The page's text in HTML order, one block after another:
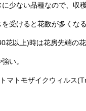
少ない品種なので、収
受けると花数が多くな
花以上)時は花房先端の花
い。
マトモザイクウィルス